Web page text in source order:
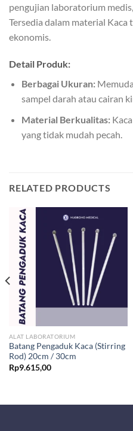
pengujian laboratorium
Tersedia dalam material Kaca
ekonomis.
Detail Produk:
Berbagai Ukuran:
sampel darah atau cairan
Material Berkualitas:
yang tidak mudah pecah.
RELATED PRODUCTS
ALAT LABORATORIUM
Batang Pengaduk Kaca (Stirring
Rod) 20cm / 30cm
Rp9.615,00